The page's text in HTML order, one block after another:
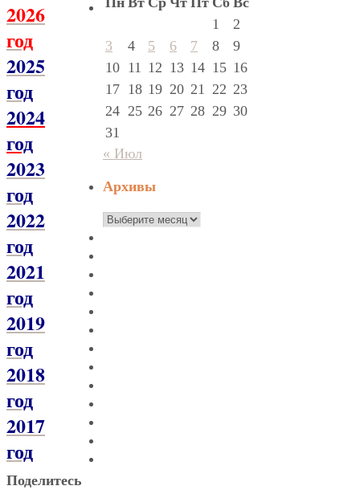
2026
год
2025
год
2024
год
2023
год
2022
год
2021
год
2019
год
2018
год
2017
год
Поделитесь
1
2
3
4 5 6 7 8
9
10 11 12 13 14 15 16
17 18 19 20 21 22 23
24 25 26 27 28 29 30
31
« Июл
Архивы
Архивы